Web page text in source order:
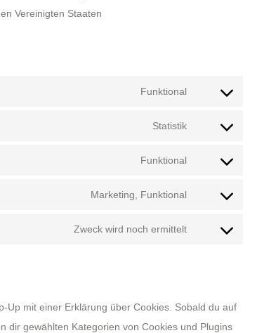
Vereinigten Staaten
Funktional
Consent
wordpress
Statistik
Consent
woocommerce
Funktional
Consent
complianz
Marketing, Funktional
Consent
Zweck wird noch ermittelt
Consent
Up mit einer Erklärung über Cookies. Sobald du auf
dir gewählten Kategorien von Cookies und Plugins